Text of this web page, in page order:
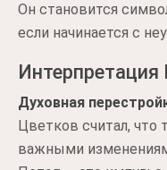
Он становится
если начинается с
Духовная
Цветков считал, что
важными